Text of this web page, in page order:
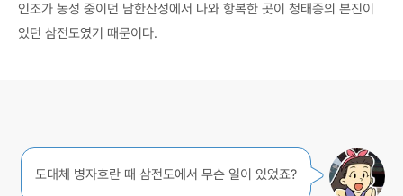
인조가 농성 중이던 남한산성에서 나와 항복한 곳이 청태종의 본진이
있던 삼전도였기 때문이다.
도대체 병자호란 때 삼전도에서 무슨 일이 있었죠?